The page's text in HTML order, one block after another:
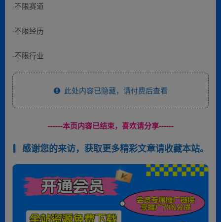
·不限赛道
·不限经历
·不限行业
此处内容已隐藏，请付费后查看
------本页内容已结束，喜欢请分享------
感谢您的来访，获取更多精彩文章请收藏本站。